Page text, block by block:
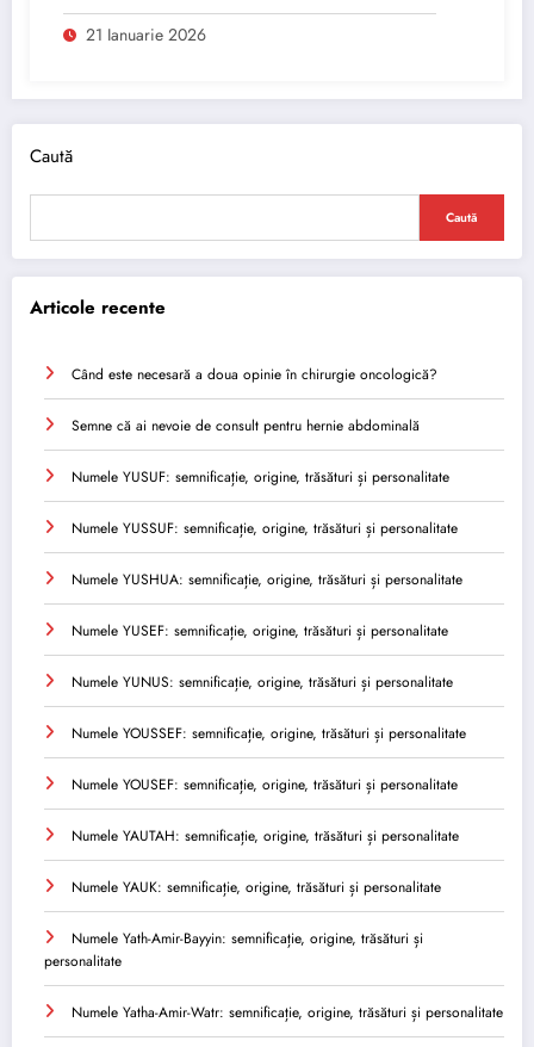
21 Ianuarie 2026
Caută
Caută
Articole recente
Când este necesară a doua opinie în chirurgie oncologică?
Semne că ai nevoie de consult pentru hernie abdominală
Numele YUSUF: semnificație, origine, trăsături și personalitate
Numele YUSSUF: semnificație, origine, trăsături și personalitate
Numele YUSHUA: semnificație, origine, trăsături și personalitate
Numele YUSEF: semnificație, origine, trăsături și personalitate
Numele YUNUS: semnificație, origine, trăsături și personalitate
Numele YOUSSEF: semnificație, origine, trăsături și personalitate
Numele YOUSEF: semnificație, origine, trăsături și personalitate
Numele YAUTAH: semnificație, origine, trăsături și personalitate
Numele YAUK: semnificație, origine, trăsături și personalitate
Numele Yath-Amir-Bayyin: semnificație, origine, trăsături și
personalitate
Numele Yatha-Amir-Watr: semnificație, origine, trăsături și personalitate